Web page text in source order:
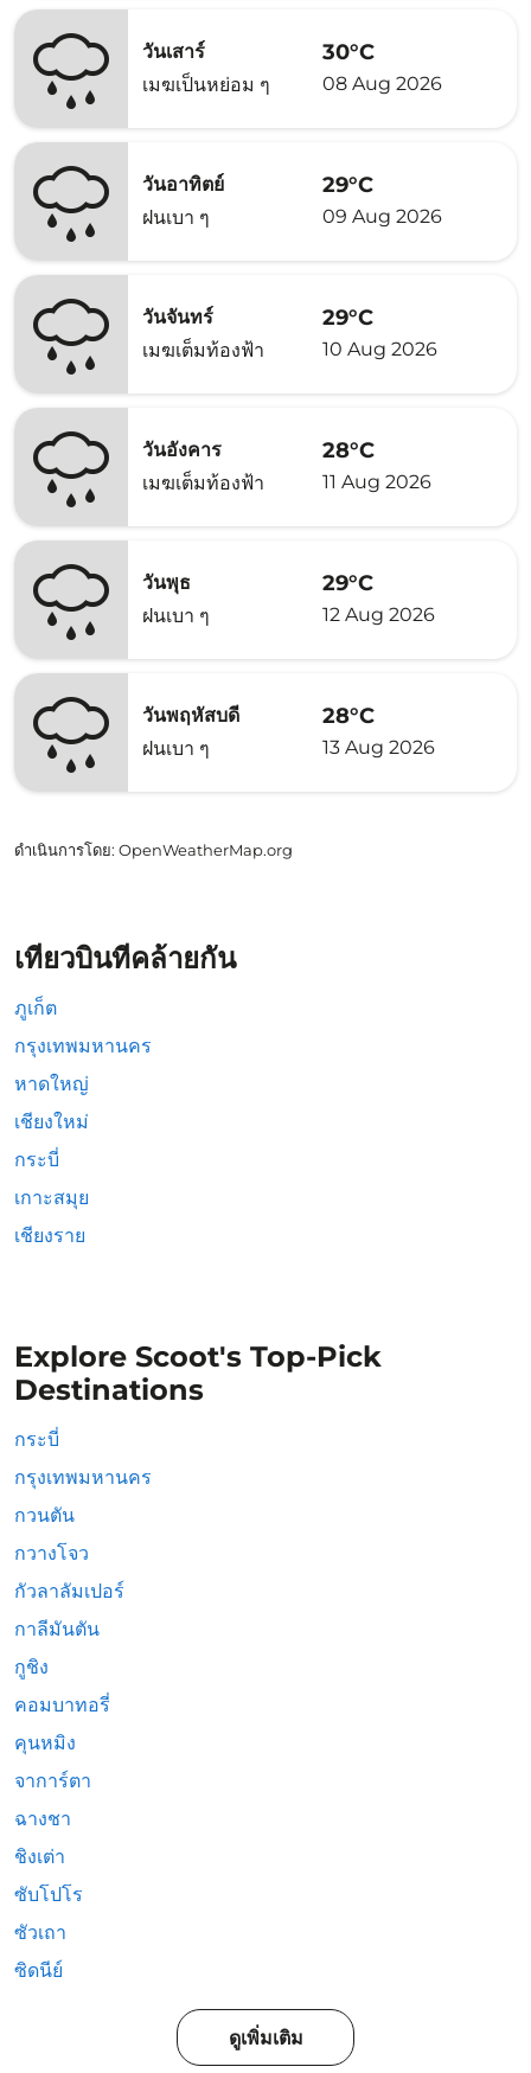
วันเสาร์
เมฆเป็นหย่อม ๆ
30°C
08 Aug 2026
วันอาทิตย์
ฝนเบา ๆ
29°C
09 Aug 2026
วันจันทร์
เมฆเต็มท้องฟ้า
29°C
10 Aug 2026
วันอังคาร
เมฆเต็มท้องฟ้า
28°C
11 Aug 2026
วันพุธ
ฝนเบา ๆ
29°C
12 Aug 2026
วันพฤหัสบดี
ฝนเบา ๆ
28°C
13 Aug 2026
ดำเนินการโดย: OpenWeatherMap.org
เที่ยวบินที่คล้ายกัน
ภูเก็ต
กรุงเทพมหานคร
หาดใหญ่
เชียงใหม่
กระบี่
เกาะสมุย
เชียงราย
Explore Scoot's Top-Pick
Destinations
กระบี่
กรุงเทพมหานคร
กวนตัน
กวางโจว
กัวลาลัมเปอร์
กาลีมันตัน
กูชิง
คอมบาทอรี่
คุนหมิง
จาการ์ตา
ฉางชา
ชิงเต่า
ซับโปโร
ซัวเถา
ซิดนีย์
ดูเพิ่มเติม